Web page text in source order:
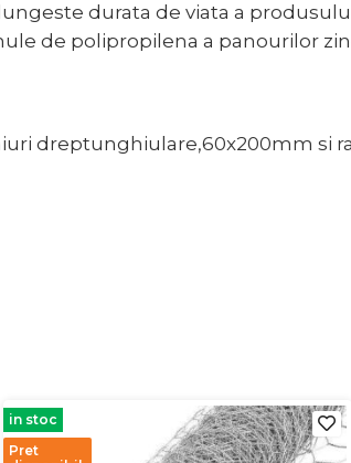
durata de viata a
de polipropilena a panourilor
dreptunghiulare,60x200mm si
in stoc
Pret